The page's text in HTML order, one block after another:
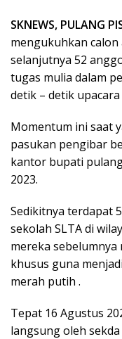
SKNEWS, PULANG
mengukuhkan
selanjutnya 52
tugas mulia dalam
detik – detik upacara
Momentum ini saat
pasukan pengibar
kantor bupati
2023.
Sedikitnya terdapat
sekolah SLTA di
mereka
khusus guna
merah putih .
Tepat 16 Agustus
langsung oleh